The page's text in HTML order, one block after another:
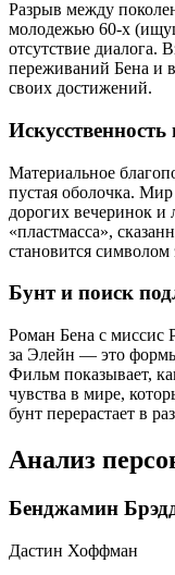
Разрыв между
молодежью 60-х
отсутствие диалога.
переживаний Бена и
своих достижений.
Материальное
пустая оболочка.
дорогих вечеринок
«пластмасса»,
становится
Бунт и поиск
Роман Бена с миссис
за Элейн — это
Фильм показывает,
чувства в мире,
бунт перерастает в
Анализ
Бенджамин
Дастин Хоффман